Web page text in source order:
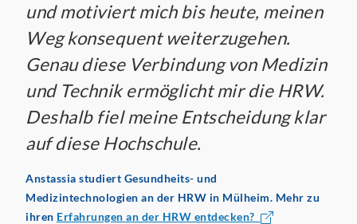
und motiviert mich bis heute, meinen
Weg konsequent weiterzugehen.
Genau diese Verbindung von Medizin
und Technik ermöglicht mir die HRW.
Deshalb fiel meine Entscheidung klar
auf diese Hochschule.
Anstassia studiert Gesundheits- und
Medizintechnologien an der HRW in Mülheim. Mehr zu
ihren Erfahrungen an der HRW entdecken?